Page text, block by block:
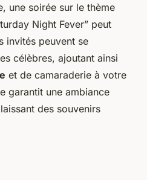
une soirée sur le thème
Night Fever” peut
invités peuvent se
célèbres, ajoutant ainsi
et de camaraderie à votre
garantit une ambiance
des souvenirs